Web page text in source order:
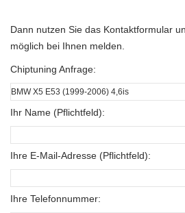
Dann nutzen Sie das Kontaktformular
möglich bei Ihnen melden.
Chiptuning Anfrage:
Ihr Name (Pflichtfeld):
Ihre E-Mail-Adresse (Pflichtfeld):
Ihre Telefonnummer: